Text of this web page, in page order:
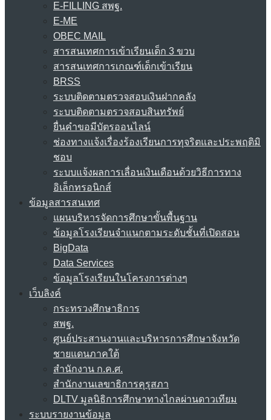
E-FILLING สพฐ.
E-ME
OBEC MAIL
สารสนเทศการเข้าเรียนเด็ก 3 ขวบ
สารสนเทศการเกณฑ์เด็กเข้าเรียน
BRSS
ระบบติดตามตรวจสอบเงินฝากคลัง
ระบบติดตามตรวจสอบสินทรัพย์
ยื่นคำขอมีบัตรออนไลน์
ช่องทางแจ้งเรื่องร้องเรียนการทุจริตและประพฤติมิ
ชอบ
ระบบแจ้งผลการเลื่อนเงินเดือนด้วยวิธีการทาง
อิเล็กทรอนิกส์
ข้อมูลสารสนเทศ
แผนบริหารจัดการศึกษาขั้นพื้นฐาน
ข้อมูลโรงเรียนจำแนกตามระดับชั้นที่เปิดสอน
BigData
Data Services
ข้อมูลโรงเรียนในโครงการต่างๆ
เว็บลิงค์
กระทรวงศึกษาธิการ
สพฐ.
ศูนย์ประสานงานและบริหารการศึกษาจังหวัด
ชายแดนภาคใต้
สำนักงาน ก.ค.ศ.
สำนักงานเลขาธิการคุรุสภา
DLTV มูลนิธิการศึกษาทางไกลผ่านดาวเทียม
ระบบรายงานข้อมูล